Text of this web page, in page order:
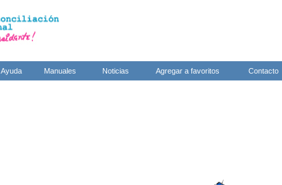
Ayuda Manuales Noticias Agregar a favoritos Contacto